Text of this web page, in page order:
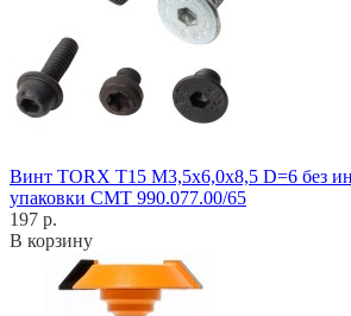
Винт TORX T15 M3,5x6,0x8,5 D=6 без
упаковки CMT 990.077.00/65
197 р.
В корзину